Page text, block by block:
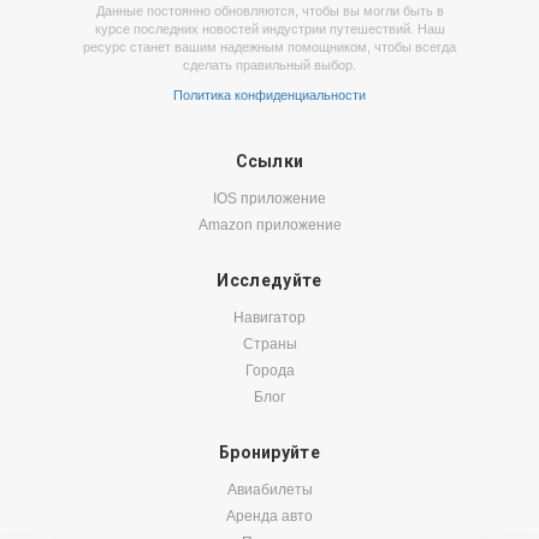
Данные постоянно обновляются, чтобы вы могли быть в
курсе последних новостей индустрии путешествий. Наш
ресурс станет вашим надежным помощником, чтобы всегда
сделать правильный выбор.
Политика конфиденциальности
Ссылки
IOS приложение
Amazon приложение
Исследуйте
Навигатор
Страны
Города
Блог
Бронируйте
Авиабилеты
Аренда авто